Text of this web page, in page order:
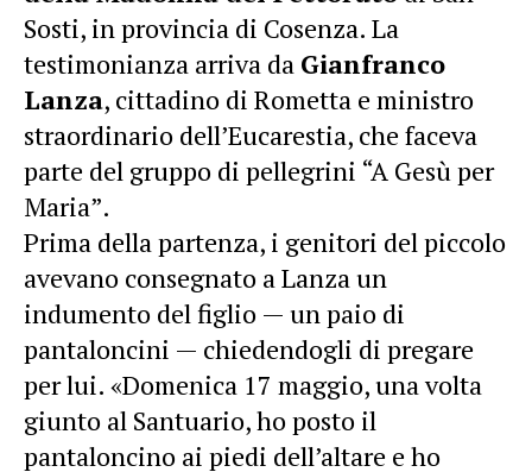
Sosti, in provincia di Cosenza. La
testimonianza arriva da Gianfranco
Lanza, cittadino di Rometta e ministro
straordinario dell’Eucarestia, che faceva
parte del gruppo di pellegrini “A Gesù per
Maria”.
Prima della partenza, i genitori del piccolo
avevano consegnato a Lanza un
indumento del figlio — un paio di
pantaloncini — chiedendogli di pregare
per lui. «Domenica 17 maggio, una volta
giunto al Santuario, ho posto il
pantaloncino ai piedi dell’altare e ho